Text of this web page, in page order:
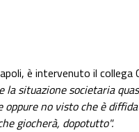
è intervenuto il collega
situazione societaria
oppure no visto che è
giocherà, dopotutto".